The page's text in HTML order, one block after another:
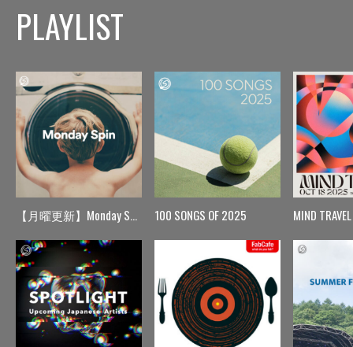
PLAYLIST
【月曜更新】Monday Spin 100 SONGS OF 2025 MIND TRAVEL